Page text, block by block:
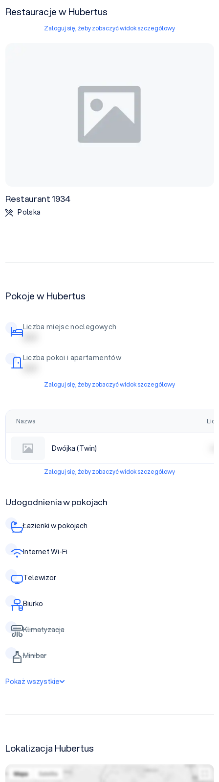
Restauracje w Hubertus
Zaloguj się, żeby zobaczyć widok szczegółowy
Restaurant 1934
Polska
Pokoje w Hubertus
Liczba miejsc noclegowych
| | | | |
Liczba pokoi i apartamentów
| | | | |
Zaloguj się, żeby zobaczyć widok szczegółowy
Nazwa
Dwójka (Twin)
Zaloguj się, żeby zobaczyć widok szczegółowy
Udogodnienia w pokojach
Łazienki w pokojach
Internet Wi-Fi
Telewizor
Biurko
Klimatyzacja
Minibar
Pokaż wszystkie
Lokalizacja Hubertus